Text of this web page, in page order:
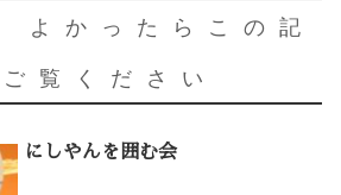
よかったらこの記
覧ください
にしやんを囲む会